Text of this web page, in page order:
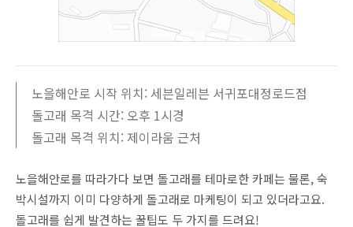
노을해안로 시작 위치: 세븐일레븐 서귀포대정로드점
돌고래 목격 시간: 오후 1시경
돌고래 목격 위치: 제이라움 근처
노을해안로를 따라가다 보면 돌고래를 테마로한 카페는 물론, 숙
박시설까지 이미 다양하게 돌고래로 마케팅이 되고 있더라고요.
돌고래를 쉽게 발견하는 꿀팁도 두 가지를 드려요!